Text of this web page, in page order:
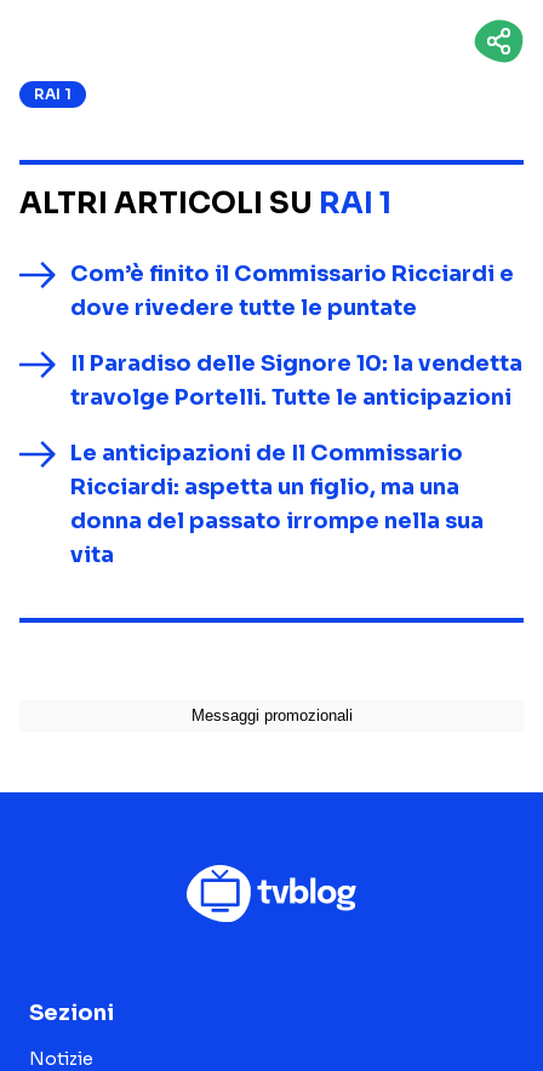
RAI 1
ALTRI ARTICOLI SU RAI 1
Com’è finito il Commissario Ricciardi e
dove rivedere tutte le puntate
Il Paradiso delle Signore 10: la vendetta
travolge Portelli. Tutte le anticipazioni
Le anticipazioni de Il Commissario
Ricciardi: aspetta un figlio, ma una
donna del passato irrompe nella sua
vita
Sezioni
Notizie